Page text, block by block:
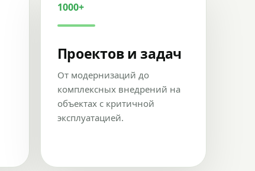
1000+
Проектов и задач
От модернизаций до
комплексных внедрений на
объектах с критичной
эксплуатацией.